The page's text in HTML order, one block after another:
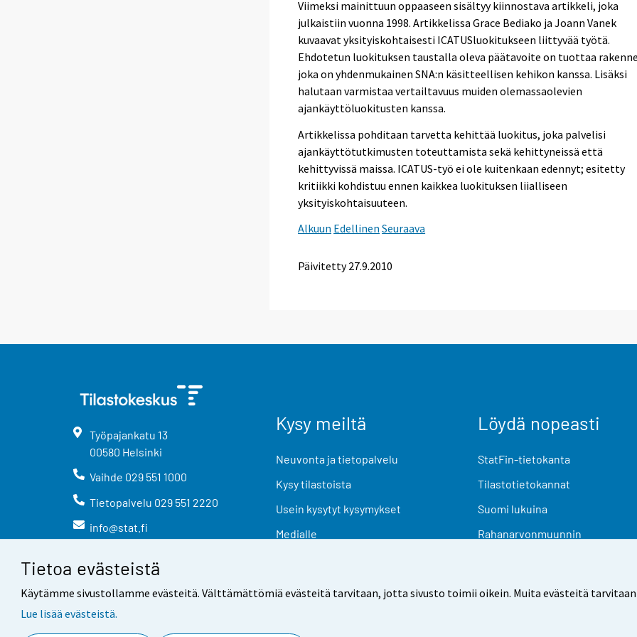
Tietoa evästeistä
Käytämme sivustollamme evästeitä. Välttämättömiä evästeitä tarvitaan, jotta sivusto toimii oikein. Muita evästeitä
Lue lisää evästeistä.
Viimeksi mainittuun oppaaseen sisältyy kiinnostava artikkeli, joka
julkaistiin vuonna 1998. Artikkelissa Grace Bediako ja Joann Vanek
kuvaavat yksityiskohtaisesti ICATUSluokitukseen liittyvää työtä.
Ehdotetun luokituksen taustalla oleva päätavoite on tuottaa
joka on yhdenmukainen SNA:n käsitteellisen kehikon kanssa. Lisäksi
halutaan varmistaa vertailtavuus muiden olemassaolevien
ajankäyttöluokitusten kanssa.
Artikkelissa pohditaan tarvetta kehittää luokitus, joka palvelisi
ajankäyttötutkimusten toteuttamista sekä kehittyneissä että
kehittyvissä maissa. ICATUS-työ ei ole kuitenkaan edennyt; esitetty
kritiikki kohdistuu ennen kaikkea luokituksen liialliseen
yksityiskohtaisuuteen.
Alkuun Edellinen Seuraava
Päivitetty27.9.2010
Työpajankatu 13
00580 Helsinki
Vaihde 029 551 1000
Tietopalvelu 029 551 2220
info@stat.fi
Kysy meiltä
Neuvonta ja tietopalvelu
Kysy tilastoista
Usein kysytyt kysymykset
Medialle
Löydä nopeasti
StatFin-tietokanta
Tilastotietokannat
Suomi lukuina
Rahanarvonmuunnin